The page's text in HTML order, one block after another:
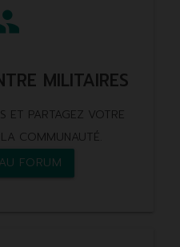
MILITAIRES
ET PARTAGEZ VOTRE
COMMUNAUTÉ.
FORUM